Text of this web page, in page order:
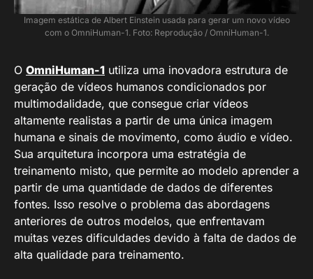
Imagem estática de Albert Einstein usada para gerar um novo vídeo
com o OmniHuman-1. Foto: Reprodução / OmniHuman-1.
O OmniHuman-1 utiliza uma inovadora estrutura de
geração de vídeos humanos condicionados por
multimodalidade, que consegue criar vídeos
altamente realistas a partir de uma única imagem
humana e sinais de movimento, como áudio e vídeo.
Sua arquitetura incorpora uma estratégia de
treinamento misto, que permite ao modelo aprender a
partir de uma quantidade de dados de diferentes
fontes. Isso resolve o problema das abordagens
anteriores de outros modelos, que enfrentavam
muitas vezes dificuldades devido à falta de dados de
alta qualidade para treinamento.